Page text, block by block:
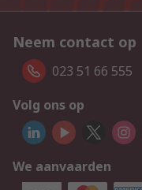
Neem contact op
023 51 66 555
Volg ons op
We aanvaarden